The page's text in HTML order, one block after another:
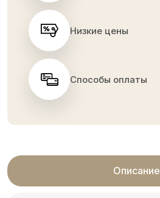
Низкие цены
Способы оплаты
Описание